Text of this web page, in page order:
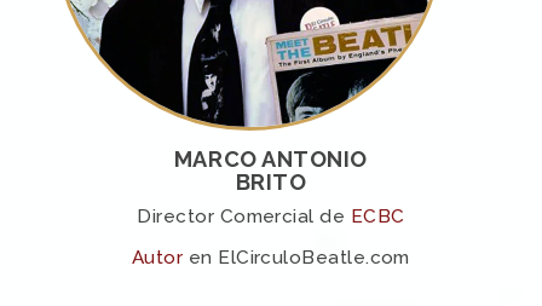
MARCO ANTONIO
BRITO
Director Comercial de ECBC
Autor en ElCirculoBeatle.com